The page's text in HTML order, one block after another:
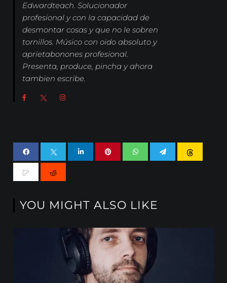
Edwardteach. Solucionador
profesional y con la capacidad de
desmontar cosas y que no le sobren
tornillos. Músico con oido absoluto y
aprietabonones profesional.
Presenta, produce, pincha y ahora
tambien escribe.
YOU MIGHT ALSO LIKE